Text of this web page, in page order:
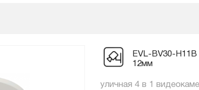
EVL-BV30-
12мм
уличная 4 в 1